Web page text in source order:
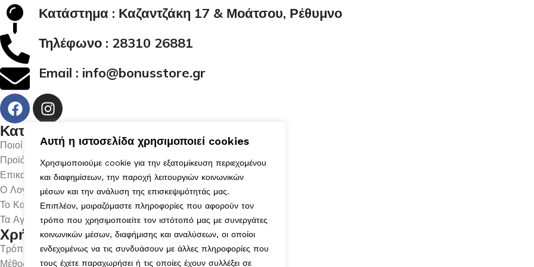
Αυτή η ιστοσελίδα χρησιμοποιεί cookies
Χρησιμοποιούμε cookie για την εξατομίκευση περιεχομένου
και διαφημίσεων, την παροχή λειτουργιών κοινωνικών
μέσων και την ανάλυση της επισκεψιμότητάς μας.
Επιπλέον, μοιραζόμαστε πληροφορίες που αφορούν τον
τρόπο που χρησιμοποιείτε τον ιστότοπό μας με συνεργάτες
κοινωνικών μέσων, διαφήμισης και αναλύσεων, οι οποίοι
ενδεχομένως να τις συνδυάσουν με άλλες πληροφορίες που
τους έχετε παραχωρήσει ή τις οποίες έχουν συλλέξει σε
Κατάστημα : Καζαντζάκη 17 & Μοάτσου, Ρέθυμνο
Τηλέφωνο : 28310 26881
Email : info@bonusstore.gr
Κατηγορίες
Ποιοί Είμαστε
Προϊόντα
Επικοινωνία
Ο Λογαριασμός μου
Το Καλάθι μου
Τα Αγαπημένα μου
Χρήσιμα
Τρόποι Αποστολής
Μέθοδοι Πληρωμής